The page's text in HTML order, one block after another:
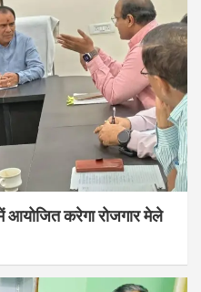
आयोजित करेगा रोजगार मेले